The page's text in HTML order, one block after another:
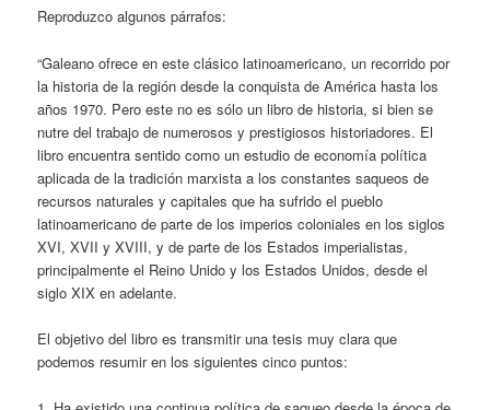
Reproduzco algunos párrafos:
“Galeano ofrece en este clásico latinoamericano, un recorrido por
la historia de la región desde la conquista de América hasta los
años 1970. Pero este no es sólo un libro de historia, si bien se
nutre del trabajo de numerosos y prestigiosos historiadores. El
libro encuentra sentido como un estudio de economía política
aplicada de la tradición marxista a los constantes saqueos de
recursos naturales y capitales que ha sufrido el pueblo
latinoamericano de parte de los imperios coloniales en los siglos
XVI, XVII y XVIII, y de parte de los Estados imperialistas,
principalmente el Reino Unido y los Estados Unidos, desde el
siglo XIX en adelante.
El objetivo del libro es transmitir una tesis muy clara que
podemos resumir en los siguientes cinco puntos: